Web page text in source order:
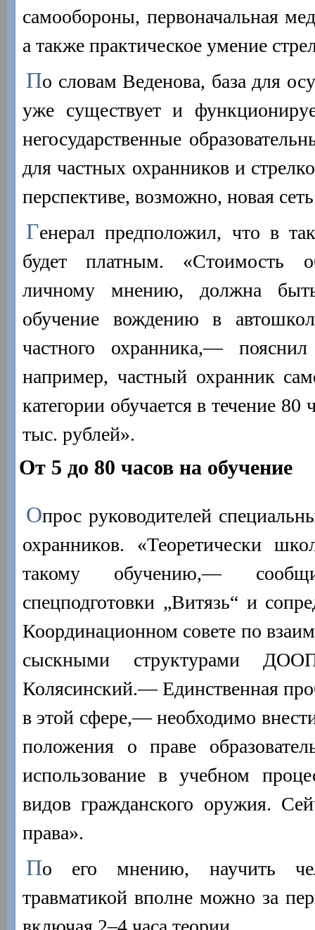
самообороны, первоначальная
а также практическое умение
По словам Веденова, база для
уже существует и
негосударственные
для частных охранников и
перспективе, возможно, новая
Генерал предположил, что в
будет платным. «Стоимость
личному мнению, должна
обучение вождению в
частного охранника,—
например, частный охранник
категории обучается в течение 80
тыс. рублей».
От 5 до 80 часов на обучение
Опрос руководителей
охранников. «Теоретически
такому обучению,—
спецподготовки „Витязь“ и
Координационном совете по
сыскными структурами
Колясинский.— Единственная
в этой сфере,— необходимо
положения о праве
использование в учебном
видов гражданского оружия.
права».
По его мнению, научить
травматикой вполне можно за